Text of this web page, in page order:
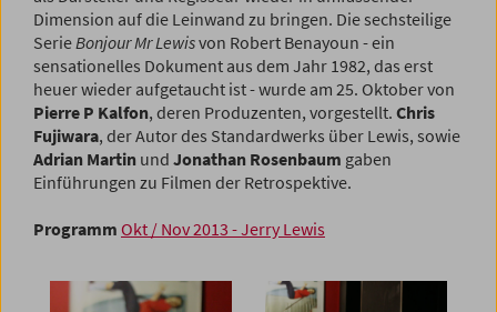
Dimension auf die Leinwand zu bringen. Die sechsteilige
SerieBonjour Mr Lewisvon Robert Benayoun - ein
sensationelles Dokument aus dem Jahr 1982, das erst
heuer wieder aufgetaucht ist - wurde am 25. Oktober von
Pierre P Kalfon, deren Produzenten, vorgestellt. Chris
Fujiwara, der Autor des Standardwerks über Lewis, sowie
Adrian Martin und Jonathan Rosenbaum gaben
Einführungen zu Filmen der Retrospektive.
Programm Okt / Nov 2013 - Jerry Lewis